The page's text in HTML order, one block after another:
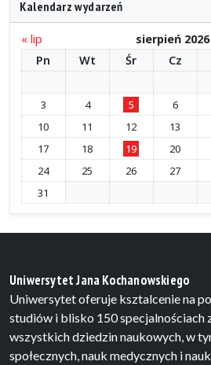
Kalendarz wydarzeń
« lip sierpień 2026
Pn
Wt Śr Cz
3
4 5 6
10
11 12 13
17
18 19 20
24
25 26 27
31
Uniwersytet Jana Kochanowskiego
Uniwersytet oferuje ksztalcenie na
studiów i blisko 150 specjalnościach
wszystkich dziedzin naukowych, w
społecznych, nauk medycznych i